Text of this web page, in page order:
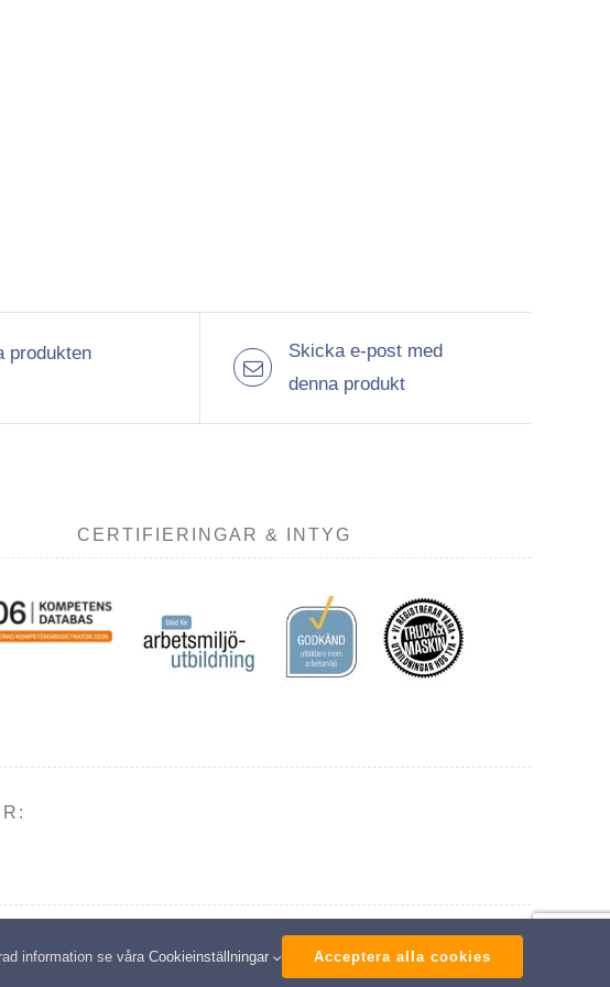
produkten
Skicka e-post med
denna produkt
CERTIFIERINGAR & INTYG
rights reserved
information se våra Cookieinställningar Acceptera alla cookies